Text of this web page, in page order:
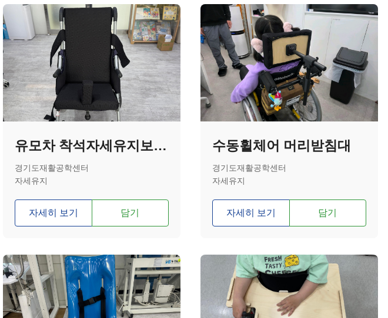
유모차 착석자세유지보조기기
경기도재활공학센터
자세유지
자세히 보기 담기
수동휠체어 머리받침대
경기도재활공학센터
자세유지
자세히 보기 담기